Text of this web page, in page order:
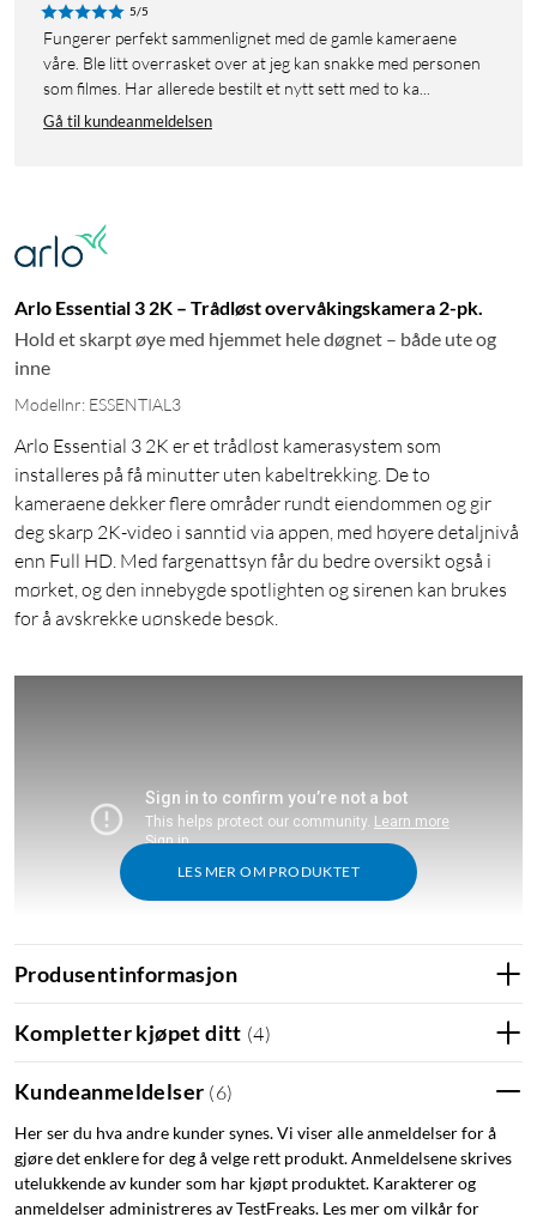
5/5
Fungerer perfekt sammenlignet med de gamle kameraene
våre. Ble litt overrasket over at jeg kan snakke med personen
som filmes. Har allerede bestilt et nytt sett med to ka...
Gå til kundeanmeldelsen
Arlo Essential 3 2K – Trådløst overvåkingskamera 2-pk.
Hold et skarpt øye med hjemmet hele døgnet – både ute og
inne
Modellnr: ESSENTIAL3
Arlo Essential 3 2K er et trådløst kamerasystem som
installeres på få minutter uten kabeltrekking. De to
kameraene dekker flere områder rundt eiendommen og gir
deg skarp 2K-video i sanntid via appen, med høyere detaljnivå
enn Full HD. Med fargenattsyn får du bedre oversikt også i
mørket, og den innebygde spotlighten og sirenen kan brukes
for å avskrekke uønskede besøk.
LES MER OM PRODUKTET
Kort om produktet
Trådløst 2K-overvåkingskamera med 130° synsfelt
mørket
Sirene og bevegelsesaktivert avskrekking
AI-varsler med person-, kjøretøy-, pakke- og
dyregjenkjenning (Arlo Secure)
Produsentinformasjon
Kompletter kjøpet ditt (4)
Kundeanmeldelser (6)
Her ser du hva andre kunder synes. Vi viser alle anmeldelser for å
gjøre det enklere for deg å velge rett produkt. Anmeldelsene skrives
utelukkende av kunder som har kjøpt produktet. Karakterer og
anmeldelser administreres av TestFreaks. Les mer om vilkår for